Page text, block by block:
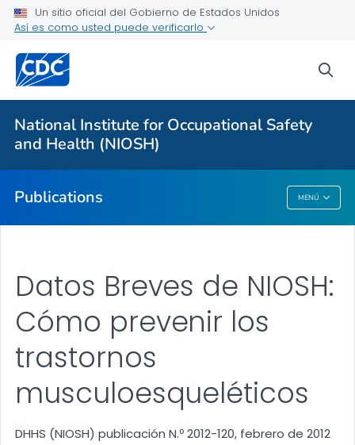
Un sitio oficial del Gobierno de Estados Unidos
Así es como usted puede verificarlo
National Institute for Occupational Safety
and Health (NIOSH)
Publications MENÚ
Healthcare Numbered Publications
Publications
Datos Breves de NIOSH:
Cómo prevenir los
trastornos
musculoesqueléticos
DHHS (NIOSH) publicación N.º 2012-120, febrero de 2012